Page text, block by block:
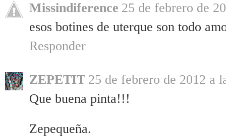
Missindiference 25 de febrero de
esos botines de uterque son todo
Responder
ZEPETIT 25 de febrero de 2012 a
Que buena pinta!!!
Zepequeña.